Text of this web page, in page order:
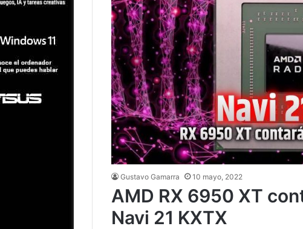
Gustavo Gamarra 10 mayo, 2022
AMD RX 6950 XT
Navi 21 KXTX